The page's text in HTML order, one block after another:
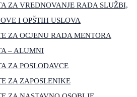
ZA VREDNOVANJE RADA SLUŽBI,
I OPŠTIH USLOVA
ZA OCJENU RADA MENTORA
– ALUMNI
ZA POSLODAVCE
ZA ZAPOSLENIKE